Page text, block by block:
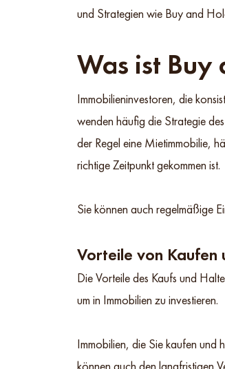
und Strategien wie Buy and
Was ist
Immobilieninvestoren, die
wenden häufig die Strategie
der Regel eine Mietimmobilie,
richtige Zeitpunkt gekommen ist.
Sie können auch regelmäßige
Vorteile von Kaufen
Die Vorteile des Kaufs und
um in Immobilien zu investieren.
Immobilien, die Sie kaufen und